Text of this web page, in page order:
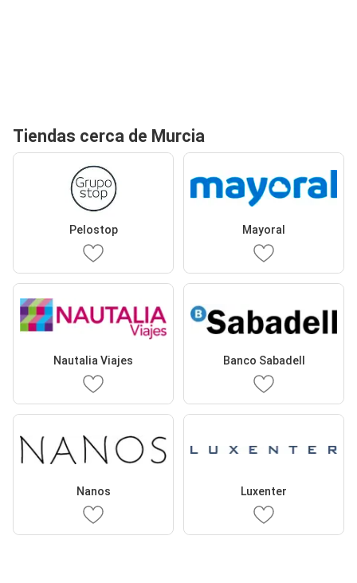
Tiendas cerca de Murcia
Pelostop Mayoral
Nautalia Viajes Banco Sabadell
Nanos Luxenter